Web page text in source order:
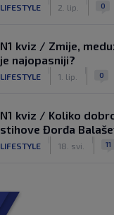
LIFESTYLE 2. lip. 0
N1 kviz / Zmije,
je najopasniji?
LIFESTYLE 1. lip. 0
N1 kviz / Koliko
stihove Đorđa
LIFESTYLE 18. svi. 11